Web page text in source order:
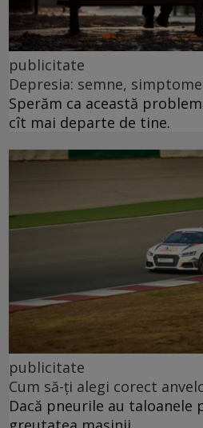
publicitate
Depresia: semne,
Sperăm ca această
cît mai departe de tine.
publicitate
Cum să-ți alegi corect
Dacă pneurile au taloanele